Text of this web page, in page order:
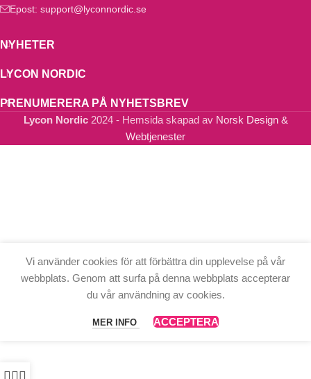
Epost: support@lyconnordic.se
NYHETER
LYCON NORDIC
PRENUMERERA PÅ NYHETSBREV
Lycon Nordic 2024 - Hemsida skapad av Norsk Design &
Webtjenester
Vi använder cookies för att förbättra din upplevelse på vår
webbplats. Genom att surfa på denna webbplats accepterar
du vår användning av cookies.
MER INFO ACCEPTERA